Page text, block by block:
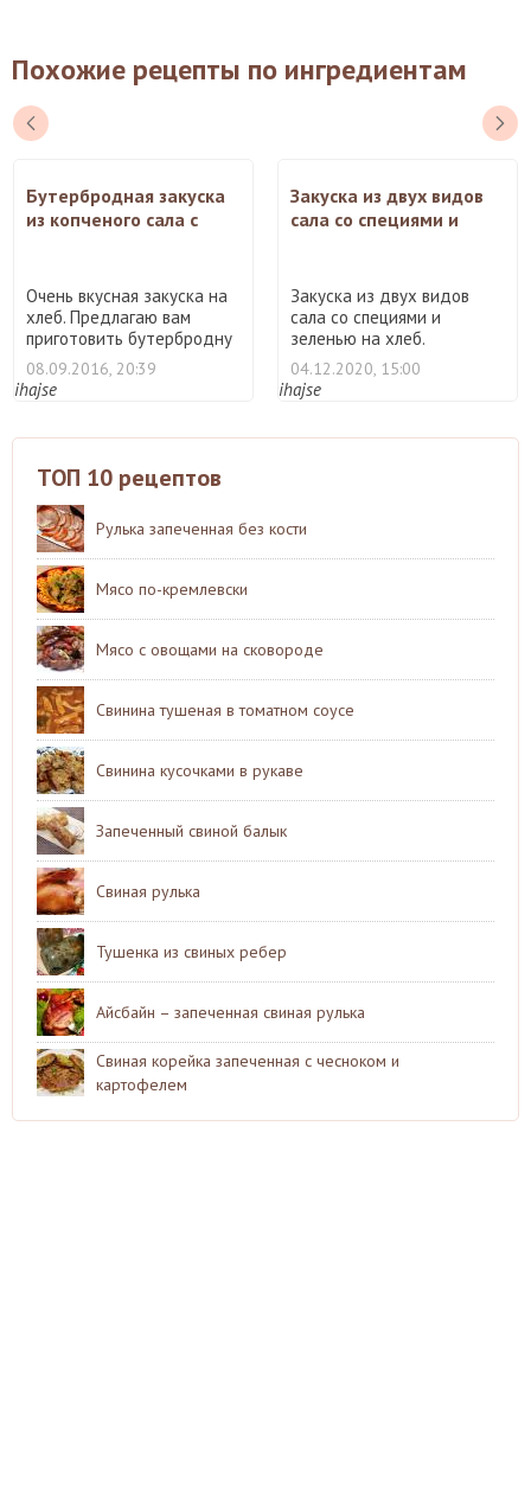
Похожие рецепты по ингредиентам
Бутербродная закуска
из копченого сала с
Очень вкусная закуска на
хлеб. Предлагаю вам
приготовить бутербродну
...
08.09.2016, 20:39
ihajse
Закуска из двух видов
сала со специями и
Закуска из двух видов
сала со специями и
зеленью на хлеб.
Предлагаю ...
04.12.2020, 15:00
ihajse
ТОП 10 рецептов
Рулька запеченная без кости
Мясо по-кремлевски
Мясо с овощами на сковороде
Свинина тушеная в томатном соусе
Свинина кусочками в рукаве
Запеченный свиной балык
Свиная рулька
Тушенка из свиных ребер
Айсбайн – запеченная свиная рулька
Свиная корейка запеченная с чесноком и
картофелем